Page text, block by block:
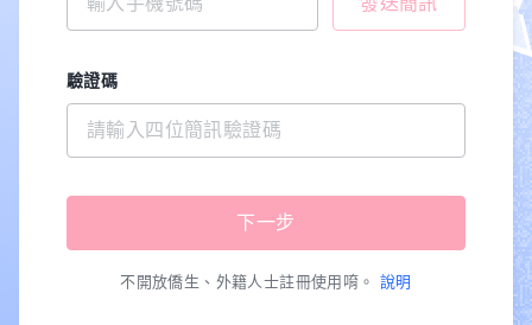
驗證碼
不開放僑生、外籍人士註冊使用唷。 說明